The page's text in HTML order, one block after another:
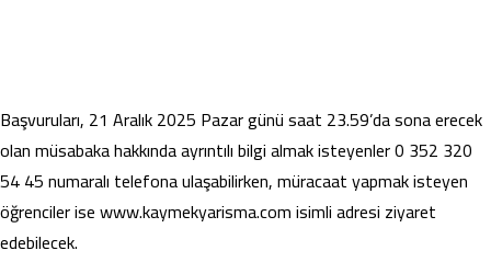
Başvuruları, 21 Aralık 2025 Pazar günü saat 23.59’da sona erecek
olan müsabaka hakkında ayrıntılı bilgi almak isteyenler 0 352 320
54 45 numaralı telefona ulaşabilirken, müracaat yapmak isteyen
öğrenciler ise www.kaymekyarisma.com isimli adresi ziyaret
edebilecek.